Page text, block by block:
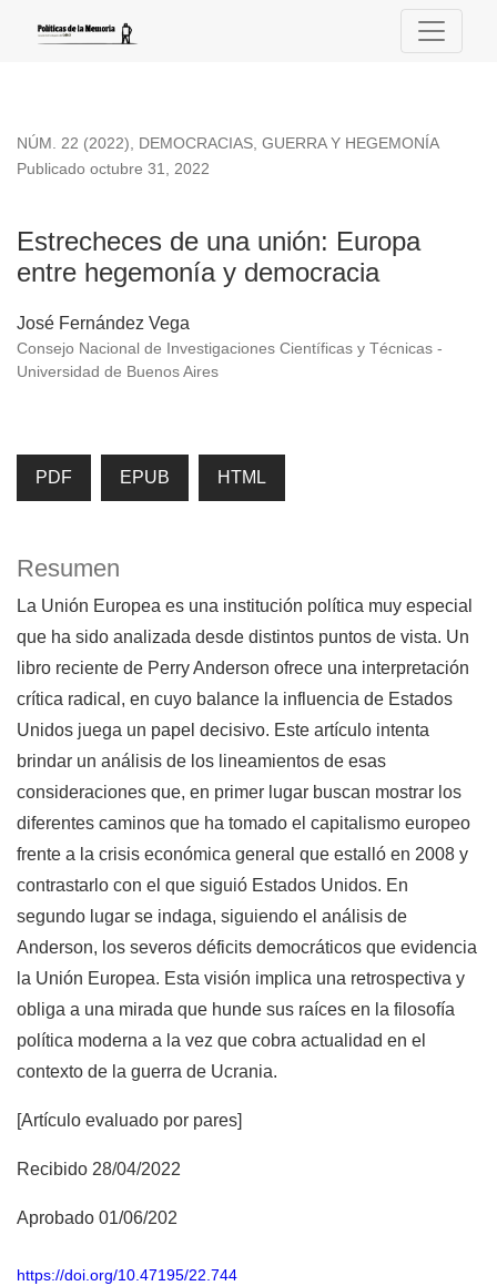
NÚM. 22 (2022), DEMOCRACIAS, GUERRA Y HEGEMONÍA
Estrecheces de una unión: Europa
entre hegemonía y democracia
Publicado octubre 31, 2022
José Fernández Vega
Consejo Nacional de Investigaciones Científicas y Técnicas -
Universidad de Buenos Aires
PDF EPUB HTML
Resumen
La Unión Europea es una institución política muy especial
que ha sido analizada desde distintos puntos de vista. Un
libro reciente de Perry Anderson ofrece una interpretación
crítica radical, en cuyo balance la influencia de Estados
Unidos juega un papel decisivo. Este artículo intenta
brindar un análisis de los lineamientos de esas
consideraciones que, en primer lugar buscan mostrar los
diferentes caminos que ha tomado el capitalismo europeo
frente a la crisis económica general que estalló en 2008 y
contrastarlo con el que siguió Estados Unidos. En
segundo lugar se indaga, siguiendo el análisis de
Anderson, los severos déficits democráticos que evidencia
la Unión Europea. Esta visión implica una retrospectiva y
obliga a una mirada que hunde sus raíces en la filosofía
política moderna a la vez que cobra actualidad en el
contexto de la guerra de Ucrania.
[Artículo evaluado por pares]
Recibido 28/04/2022
Aprobado 01/06/202
https://doi.org/10.47195/22.744